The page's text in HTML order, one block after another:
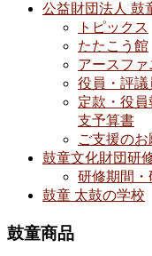
公益財団法人 鼓
トピックス
たたこう館
アースファ
役員・評議
定款・役
支予算書
ご支援のお
鼓童文化財団研
研修期間・
鼓童 太鼓の学校
鼓童商品